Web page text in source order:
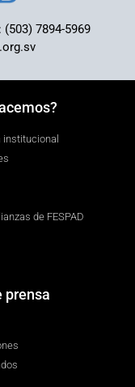
(503) 7894-5969
institucional
de FESPAD
prensa